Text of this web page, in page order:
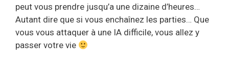
peut vous prendre jusqu’a une dizaine d’heures…
Autant dire que si vous enchaînez les parties… Que
vous vous attaquer à une IA difficile, vous allez y
passer votre vie